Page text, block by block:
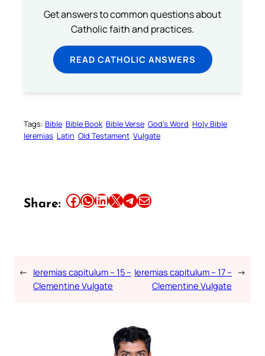
Get answers to common questions about
Catholic faith and practices.
READ CATHOLIC ANSWERS
Tags: Bible Bible Book Bible Verse God’s Word Holy Bible
Ieremias Latin Old Testament Vulgate
Share: Share this article on Facebook Share this article on WhatsApp Share this article on LinkedIn Share this article on X Share this article on TelegramEmail this Article
← Ieremias capitulum – 15 –
Clementine Vulgate
Ieremias capitulum – 17 –
Clementine Vulgate
→